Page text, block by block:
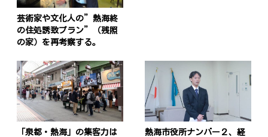
芸術家や文化人の”熱海終
の住処誘致プラン”（残照
の家）を再考察する。
「泉都・熱海」の集客力は
熱海市役所ナンバー２、経